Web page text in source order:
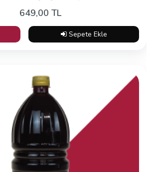
649,00 TL
Sepete Ekle